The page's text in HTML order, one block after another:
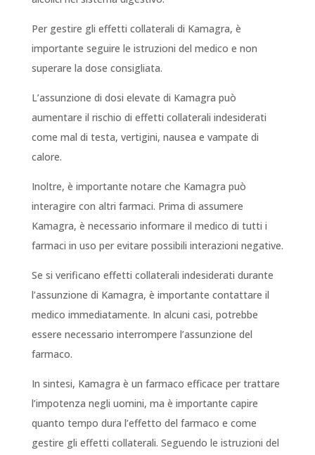
Per gestire gli effetti collaterali di Kamagra, è
importante seguire le istruzioni del medico e non
superare la dose consigliata.
L’assunzione di dosi elevate di Kamagra può
aumentare il rischio di effetti collaterali indesiderati
come mal di testa, vertigini, nausea e vampate di
calore.
Inoltre, è importante notare che Kamagra può
interagire con altri farmaci. Prima di assumere
Kamagra, è necessario informare il medico di tutti i
farmaci in uso per evitare possibili interazioni negative.
Se si verificano effetti collaterali indesiderati durante
l’assunzione di Kamagra, è importante contattare il
medico immediatamente. In alcuni casi, potrebbe
essere necessario interrompere l’assunzione del
farmaco.
In sintesi, Kamagra è un farmaco efficace per trattare
l’impotenza negli uomini, ma è importante capire
quanto tempo dura l’effetto del farmaco e come
gestire gli effetti collaterali. Seguendo le istruzioni del